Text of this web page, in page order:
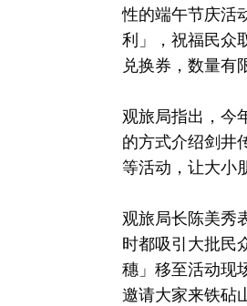
性的端午节庆活
利」，祝福民众
兑换券，数量有
观旅局指出，今
的方式介绍剑井
等活动，让大小
观旅局长陈美秀
时都吸引大批民
穗」移至活动现
邀请大家来铁砧